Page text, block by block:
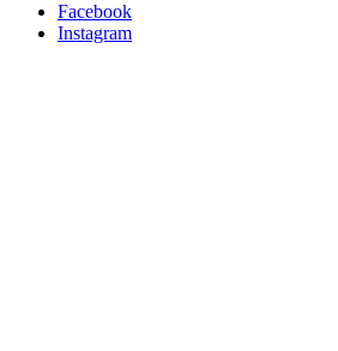
Facebook
Instagram